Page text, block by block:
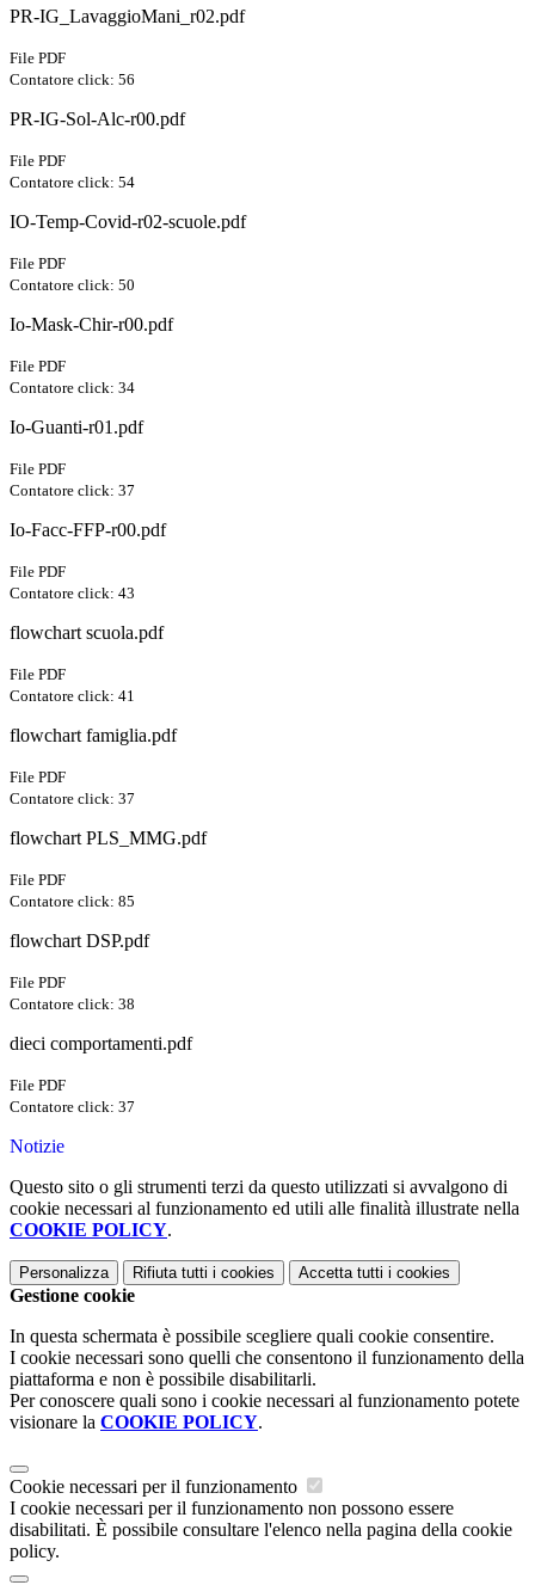
PR-IG_LavaggioMani_r02.pdf
File PDF
Contatore click: 56
PR-IG-Sol-Alc-r00.pdf
File PDF
Contatore click: 54
IO-Temp-Covid-r02-scuole.pdf
File PDF
Contatore click: 50
Io-Mask-Chir-r00.pdf
File PDF
Contatore click: 34
Io-Guanti-r01.pdf
File PDF
Contatore click: 37
Io-Facc-FFP-r00.pdf
File PDF
Contatore click: 43
flowchart scuola.pdf
File PDF
Contatore click: 41
flowchart famiglia.pdf
File PDF
Contatore click: 37
flowchart PLS_MMG.pdf
File PDF
Contatore click: 85
flowchart DSP.pdf
File PDF
Contatore click: 38
dieci comportamenti.pdf
File PDF
Contatore click: 37
Notizie
Questo sito o gli strumenti terzi da questo utilizzati si avvalgono di
cookie necessari al funzionamento ed utili alle finalità illustrate nella
COOKIE POLICY.
Personalizza Rifiuta tutti i cookies Accetta tutti i cookies
Gestione cookie
In questa schermata è possibile scegliere quali cookie consentire.
I cookie necessari sono quelli che consentono il funzionamento della
piattaforma e non è possibile disabilitarli.
Per conoscere quali sono i cookie necessari al funzionamento potete
visionare la COOKIE POLICY.
Cookie necessari per il funzionamento
I cookie necessari per il funzionamento non possono essere
disabilitati. È possibile consultare l'elenco nella pagina della cookie
policy.